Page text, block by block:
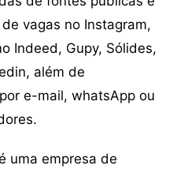
vagas no Instagram,
Indeed, Gupy, Sólides,
além de
e-mail, whatsApp ou
uma empresa de